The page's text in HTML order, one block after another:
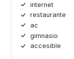
internet
restaurante
ac
gimnasio
accesible